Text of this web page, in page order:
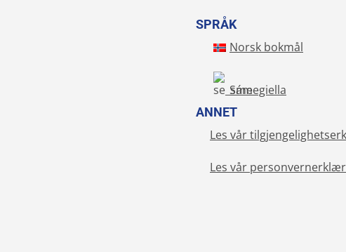
SPRÅK
Norsk bokmål
Sámegiella
ANNET
Les vår
Les vår